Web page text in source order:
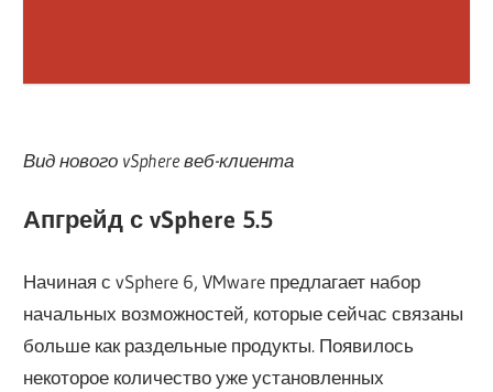
Вид нового vSphere веб-клиента
Апгрейд с vSphere 5.5
Начиная с vSphere 6, VMware предлагает набор
начальных возможностей, которые сейчас связаны
больше как раздельные продукты. Появилось
некоторое количество уже установленных